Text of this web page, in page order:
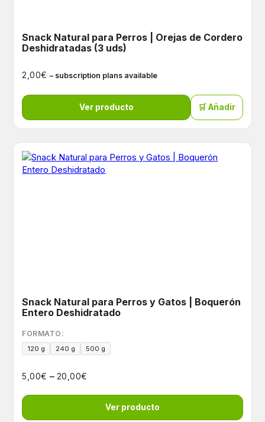
Snack Natural para Perros | Orejas de Cordero
Deshidratadas (3 uds)
2,00€ – subscription plans available
Ver producto 🛒 Añadir
Snack Natural para Perros y Gatos | Boquerón
Entero Deshidratado
FORMATO:
120 g 240 g 500 g
5,00€ – 20,00€
Ver producto